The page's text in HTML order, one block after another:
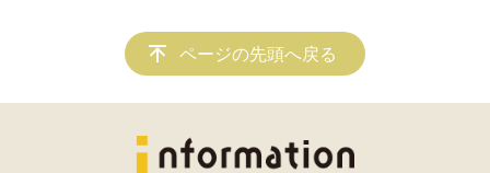
ページの先頭へ戻る